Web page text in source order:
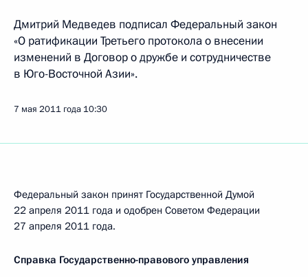
Дмитрий Медведев подписал Федеральный закон
«О ратификации Третьего протокола о внесении
изменений в Договор о дружбе и сотрудничестве
в Юго-Восточной Азии».
7 мая 2011 года 10:30
Федеральный закон принят Государственной Думой
22 апреля 2011 года и одобрен Советом Федерации
27 апреля 2011 года.
Справка Государственно-правового управления